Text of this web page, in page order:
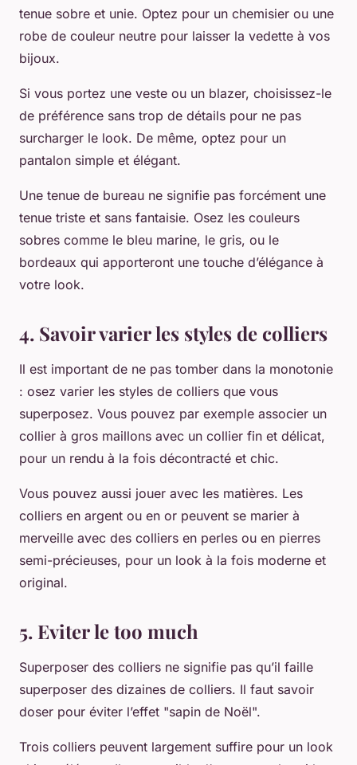
tenue sobre et unie. Optez pour un chemisier ou une
robe de couleur neutre pour laisser la vedette à vos
bijoux.
Si vous portez une veste ou un blazer, choisissez-le
de préférence sans trop de détails pour ne pas
surcharger le look. De même, optez pour un
pantalon simple et élégant.
Une tenue de bureau ne signifie pas forcément une
tenue triste et sans fantaisie. Osez les couleurs
sobres comme le bleu marine, le gris, ou le
bordeaux qui apporteront une touche d’élégance à
votre look.
4. Savoir varier les styles de colliers
Il est important de ne pas tomber dans la monotonie
: osez varier les styles de colliers que vous
superposez. Vous pouvez par exemple associer un
collier à gros maillons avec un collier fin et délicat,
pour un rendu à la fois décontracté et chic.
Vous pouvez aussi jouer avec les matières. Les
colliers en argent ou en or peuvent se marier à
merveille avec des colliers en perles ou en pierres
semi-précieuses, pour un look à la fois moderne et
original.
5. Eviter le too much
Superposer des colliers ne signifie pas qu’il faille
superposer des dizaines de colliers. Il faut savoir
doser pour éviter l’effet "sapin de Noël".
Trois colliers peuvent largement suffire pour un look